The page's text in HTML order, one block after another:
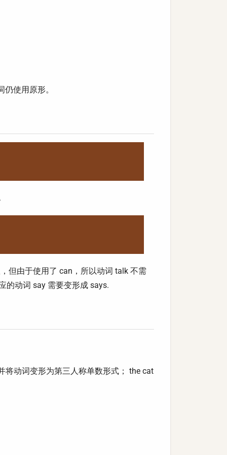
使用原形。
但由于使用了 can，所以动词 talk 不需
的动词 say 需要变形成 says.
动词变形为第三人称单数形式； the cat